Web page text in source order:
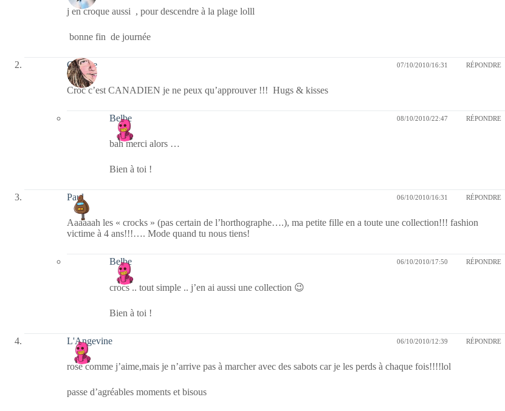
j en croque aussi , pour descendre à la plage lolll
bonne fin de journée
Crikette 07/10/2010/16:31 RÉPONDRE
Croc c’est CANADIEN je ne peux qu’approuver !!! Hugs & kisses
Belbe 08/10/2010/22:47 RÉPONDRE
bah merci alors …
Bien à toi !
Paul 06/10/2010/16:31 RÉPONDRE
Aaaaaah les « crocks » (pas certain de l’horthographe….), ma petite fille en a toute une collection!!! fashion
victime à 4 ans!!!…. Mode quand tu nous tiens!
Belbe 06/10/2010/17:50 RÉPONDRE
crocs .. tout simple .. j’en ai aussi une collection 😉
Bien à toi !
L'Angevine 06/10/2010/12:39 RÉPONDRE
rose comme j’aime,mais je n’arrive pas à marcher avec des sabots car je les perds à chaque fois!!!!lol
passe d’agréables moments et bisous